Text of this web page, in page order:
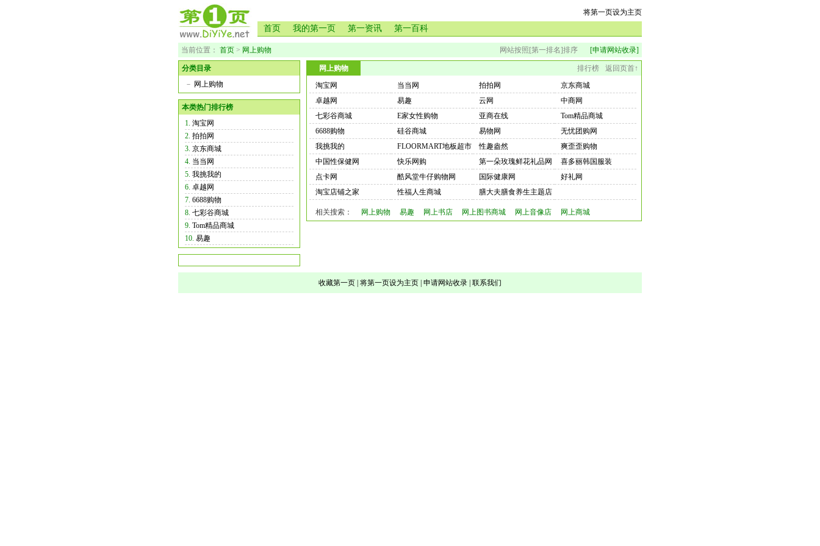
将第一页设为主页
首页 我的第一页 第一资讯 第一百科
当前位置： 首页 > 网上购物 [申请网站收录]
网站按照[第一排名]排序
分类目录
－ 网上购物
本类热门排行榜
1. 淘宝网
2. 拍拍网
3. 京东商城
4. 当当网
5. 我挑我的
6. 卓越网
7. 6688购物
8. 七彩谷商城
9. Tom精品商城
10. 易趣
网上购物 返回页首↑
排行榜
淘宝网
当当网 拍拍网
京东商城
卓越网
易趣 云网
中商网
七彩谷商城
E家女性购物 亚商在线
Tom精品商城
6688购物
硅谷商城 易物网
无忧团购网
我挑我的
FLOORMART地板超市 性趣盎然
爽歪歪购物
中国性保健网
快乐网购 第一朵玫瑰鲜花礼品网
喜多丽韩国服装
点卡网
酷风堂牛仔购物网 国际健康网
好礼网
淘宝店铺之家
性福人生商城 膳大夫膳食养生主题店
相关搜索： 网上购物 易趣 网上书店 网上图书商城 网上音像店 网上商城
收藏第一页 将第一页设为主页 申请网站收录 联系我们